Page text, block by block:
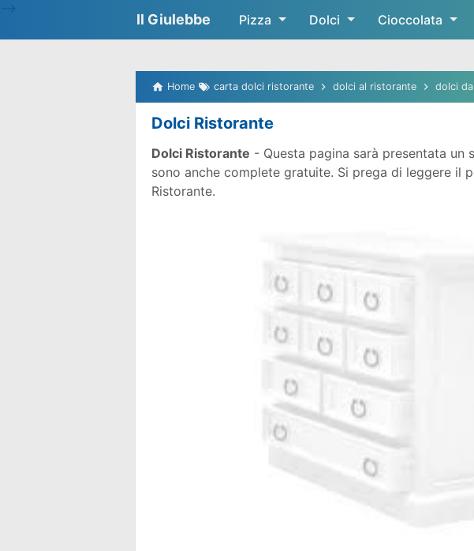
Il Giulebbe Pizza Dolci Cioccolata
Home carta dolci ristorante dolci al ristorante dolci
Dolci Ristorante
Dolci Ristorante - Questa pagina sarà presentata un
sono anche complete gratuite. Si prega di leggere il
Ristorante.